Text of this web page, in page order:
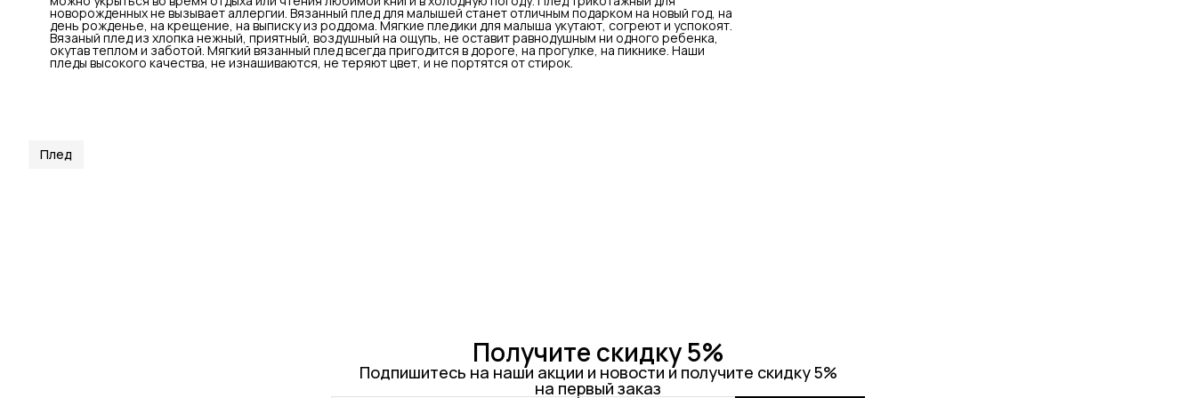
новорожденных не вызывает аллергии. Вязанный плед для малышей станет отличным подарком на новый год, на
день рожденье, на крещение, на выписку из роддома. Мягкие пледики для малыша укутают, согреют и успокоят.
Вязаный плед из хлопка нежный, приятный, воздушный на ощупь, не оставит равнодушным ни одного ребенка,
окутав теплом и заботой. Мягкий вязанный плед всегда пригодится в дороге, на прогулке, на пикнике. Наши
пледы высокого качества, не изнашиваются, не теряют цвет, и не портятся от стирок.
Плед
Получите скидку 5%
Подпишитесь на наши акции и новости и получите скидку 5%
на первый заказ